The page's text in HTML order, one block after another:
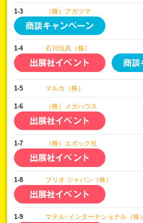
1-3 （株）アガツマ
1-4 石川玩具（株）
1-5 マルカ（株）
1-6 （株）メガハウス
1-7 （株）エポック社
1-8 ブリオ ジャパン（株）
1-9 マテル･インターナショナル（株）